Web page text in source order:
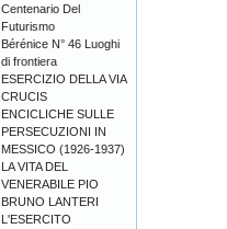
Centenario Del
Futurismo
Bérénice N° 46 Luoghi
di frontiera
ESERCIZIO DELLA VIA
CRUCIS
ENCICLICHE SULLE
PERSECUZIONI IN
MESSICO (1926-1937)
LA VITA DEL
VENERABILE PIO
BRUNO LANTERI
L'ESERCITO